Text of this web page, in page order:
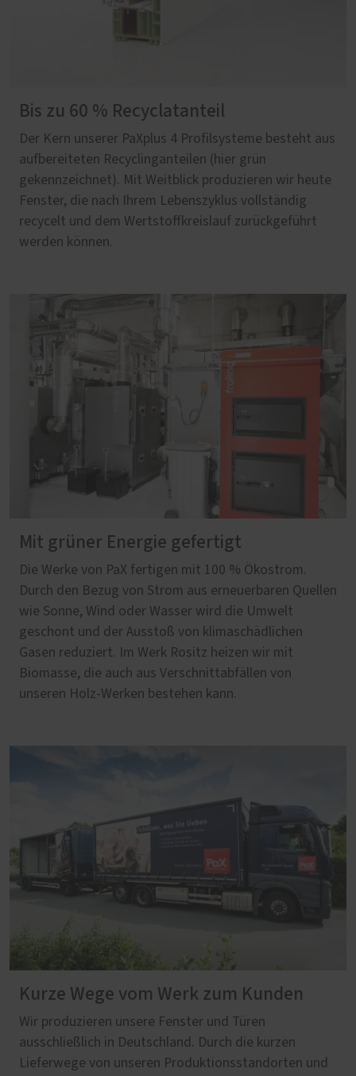
Bis zu 60 % Recyclatanteil
Der Kern unserer PaXplus 4 Profilsysteme besteht aus
aufbereiteten Recyclinganteilen (hier grün
gekennzeichnet). Mit Weitblick produzieren wir heute
Fenster, die nach Ihrem Lebenszyklus vollständig
recycelt und dem Wertstoffkreislauf zurückgeführt
werden können.
Mit grüner Energie gefertigt
Die Werke von PaX fertigen mit 100 % Ökostrom.
Durch den Bezug von Strom aus erneuerbaren Quellen
wie Sonne, Wind oder Wasser wird die Umwelt
geschont und der Ausstoß von klimaschädlichen
Gasen reduziert. Im Werk Rositz heizen wir mit
Biomasse, die auch aus Verschnittabfällen von
unseren Holz-Werken bestehen kann.
Kurze Wege vom Werk zum Kunden
Wir produzieren unsere Fenster und Türen
ausschließlich in Deutschland. Durch die kurzen
Lieferwege von unseren Produktionsstandorten und